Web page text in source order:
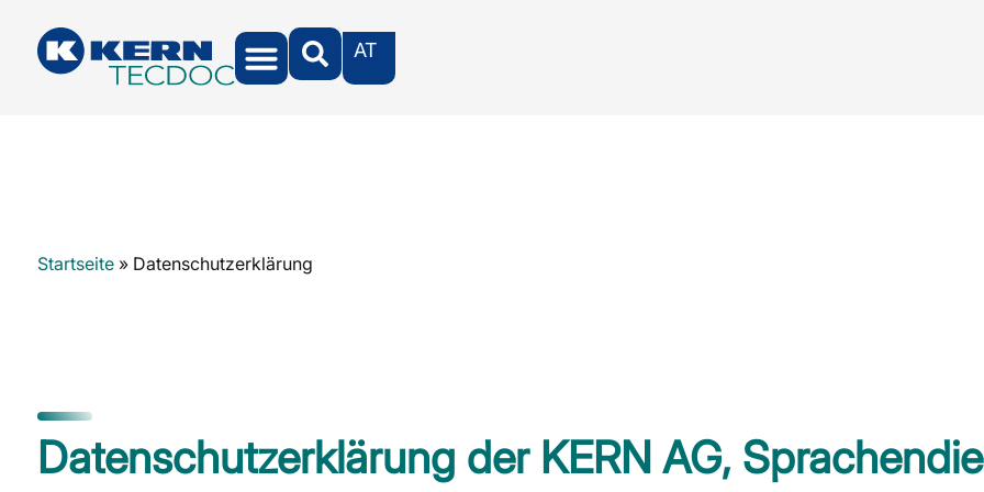
AT
Startseite» Datenschutzerklärung
Datenschutzerklärung der KERN AG,